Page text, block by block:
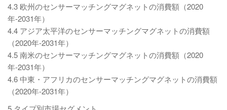
4.3 欧州のセンサーマッチングマグネットの消費額（2020
年-2031年）
4.4 アジア太平洋のセンサーマッチングマグネットの消費額
（2020年-2031年）
4.5 南米のセンサーマッチングマグネットの消費額（2020
年-2031年）
4.6 中東・アフリカのセンサーマッチングマグネットの消費額
（2020年-2031年）